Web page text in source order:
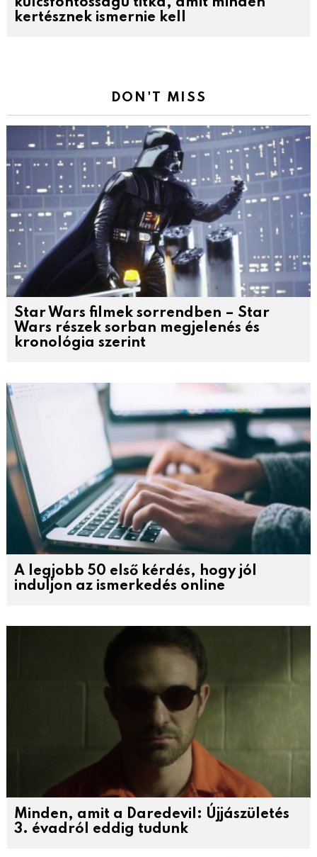
kertésznek ismernie kell
DON'T MISS
Star Wars filmek sorrendben – Star
Wars részek sorban megjelenés és
kronológia szerint
A legjobb 50 első kérdés, hogy jól
induljon az ismerkedés online
Minden, amit a Daredevil: Újjászületés
3. évadról eddig tudunk